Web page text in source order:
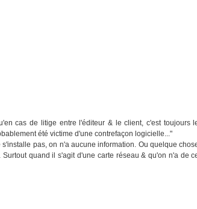
cas de litige entre l'éditeur & le client, c'est toujours
été victime d'une contrefaçon logicielle..."
pas, on n'a aucune information. Ou quelque
quand il s'agit d'une carte réseau & qu'on n'a de